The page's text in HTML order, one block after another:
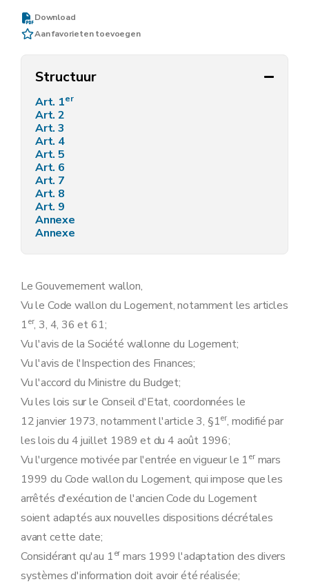
Download
Aan favorieten toevoegen
Structuur
Art. 1er
Art. 2
Art. 3
Art. 4
Art. 5
Art. 6
Art. 7
Art. 8
Art. 9
Annexe
Annexe
Le Gouvernement wallon,
Vu le Code wallon du Logement, notamment les articles
1er, 3, 4, 36 et 61;
Vu l'avis de la Société wallonne du Logement;
Vu l'avis de l'Inspection des Finances;
Vu l'accord du Ministre du Budget;
Vu les lois sur le Conseil d'Etat, coordonnées le
12 janvier 1973, notamment l'article 3, §1er, modifié par
les lois du 4 juillet 1989 et du 4 août 1996;
Vu l'urgence motivée par l'entrée en vigueur le 1ermars
1999 du Code wallon du Logement, qui impose que les
arrêtés d'exécution de l'ancien Code du Logement
soient adaptés aux nouvelles dispositions décrétales
avant cette date;
Considérant qu'au 1er mars 1999 l'adaptation des divers
systèmes d'information doit avoir été réalisée;